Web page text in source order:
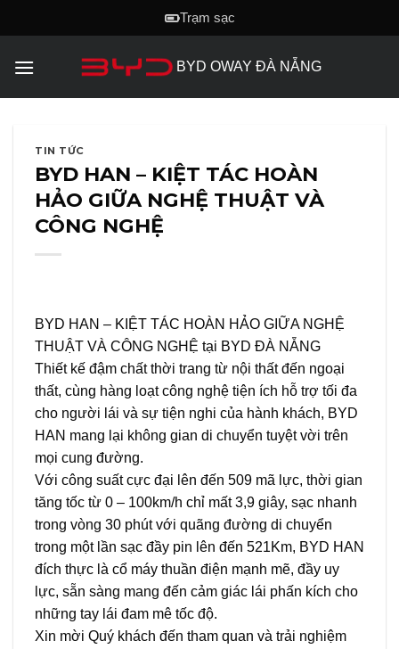
to
Trạm sạc
BYD OWAY ĐÀ NẴNG
TIN TỨC
BYD HAN – KIỆT TÁC HOÀN
HẢO GIỮA NGHỆ THUẬT VÀ
CÔNG NGHỆ
BYD HAN – KIỆT TÁC HOÀN HẢO GIỮA NGHỆ
THUẬT VÀ CÔNG NGHỆ tại BYD ĐÀ NẴNG
Thiết kế đậm chất thời trang từ nội thất đến ngoại
thất, cùng hàng loạt công nghệ tiện ích hỗ trợ tối đa
cho người lái và sự tiện nghi của hành khách, BYD
HAN mang lại không gian di chuyển tuyệt vời trên
mọi cung đường.
Với công suất cực đại lên đến 509 mã lực, thời gian
tăng tốc từ 0 – 100km/h chỉ mất 3,9 giây, sạc nhanh
trong vòng 30 phút với quãng đường di chuyển
trong một lần sạc đầy pin lên đến 521Km, BYD HAN
đích thực là cổ máy thuần điện mạnh mẽ, đầy uy
lực, sẵn sàng mang đến cảm giác lái phấn kích cho
những tay lái đam mê tốc độ.
Xin mời Quý khách đến tham quan và trải nghiệm